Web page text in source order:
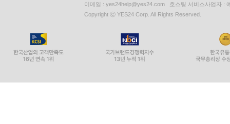
이메일 : yes24help@yes24.com 호스팅 서비스사업자 :
Copyright ⓒ YES24 Corp. All Rights Reserved.